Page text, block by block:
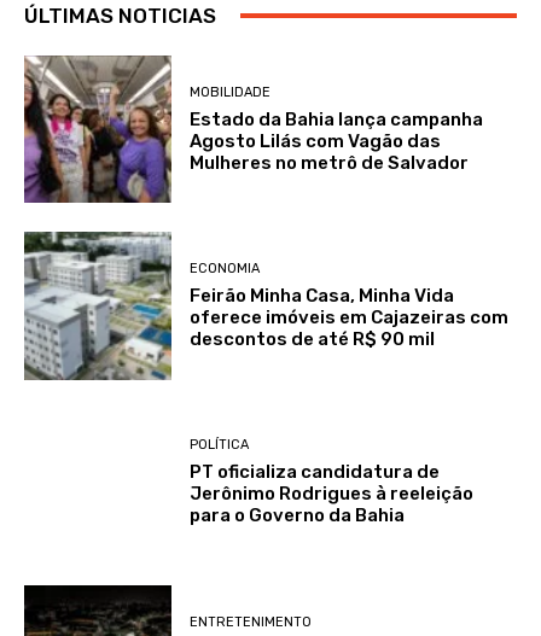
ÚLTIMAS NOTICIAS
MOBILIDADE
Estado da Bahia lança campanha
Agosto Lilás com Vagão das
Mulheres no metrô de Salvador
ECONOMIA
Feirão Minha Casa, Minha Vida
oferece imóveis em Cajazeiras com
descontos de até R$ 90 mil
POLÍTICA
PT oficializa candidatura de
Jerônimo Rodrigues à reeleição
para o Governo da Bahia
ENTRETENIMENTO